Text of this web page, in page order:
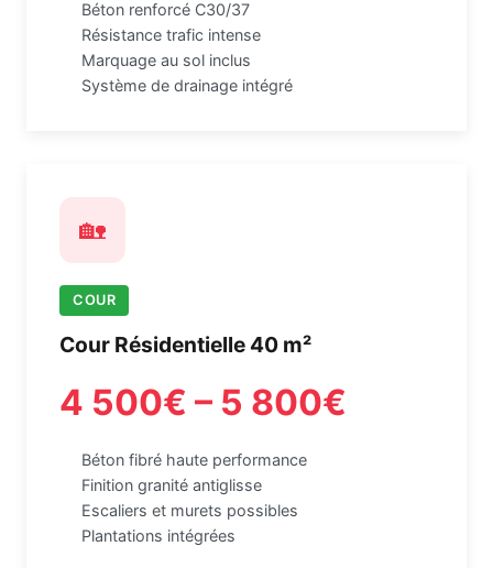
Béton renforcé C30/37
Résistance trafic intense
Marquage au sol inclus
Système de drainage intégré
🏡
COUR
Cour Résidentielle 40 m²
4 500€ – 5 800€
Béton fibré haute performance
Finition granité antiglisse
Escaliers et murets possibles
Plantations intégrées